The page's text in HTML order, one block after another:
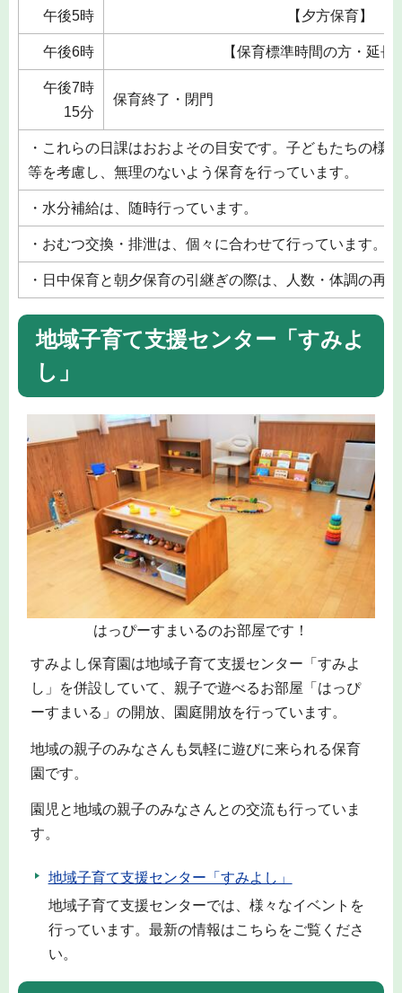
午後5時 【夕方保育】
午後6時 【保育標準時間の方・延長
午後7時
15分
保育終了・閉門
・これらの日課はおおよその目安です。子どもたちの様
等を考慮し、無理のないよう保育を行っています。
・水分補給は、随時行っています。
・おむつ交換・排泄は、個々に合わせて行っています。
・日中保育と朝夕保育の引継ぎの際は、人数・体調の再
地域子育て支援センター「すみよ
し」
はっぴーすまいるのお部屋です！
すみよし保育園は地域子育て支援センター「すみよ
し」を併設していて、親子で遊べるお部屋「はっぴ
ーすまいる」の開放、園庭開放を行っています。
地域の親子のみなさんも気軽に遊びに来られる保育
園です。
園児と地域の親子のみなさんとの交流も行っていま
す。
地域子育て支援センター「すみよし」
地域子育て支援センターでは、様々なイベントを
行っています。最新の情報はこちらをご覧くださ
い。